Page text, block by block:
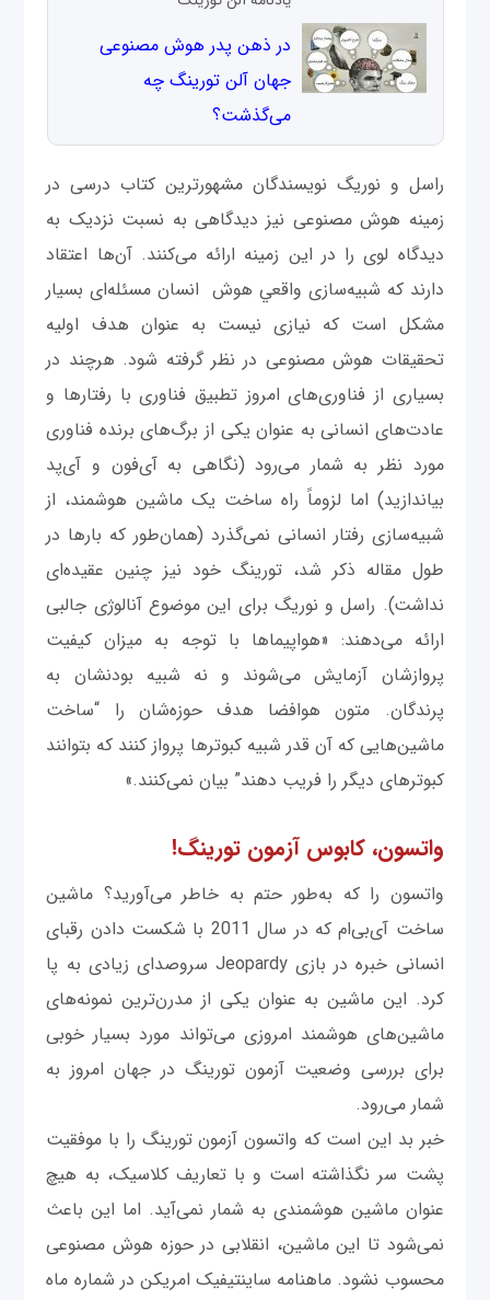
در ذهن پدر هوش مصنوعی
جهان آلن تورینگ چه
می‌گذشت؟
راسل و نوریگ نویسندگان مشهورترین کتاب درسی در
زمینه هوش مصنوعی نیز دیدگاهی به نسبت نزدیک به
دیدگاه لوی را در این زمینه ارائه می‌کنند. آن‌ها اعتقاد
دارند که شبیه‌سازی واقعي هوش انسان مسئله‌ای بسیار
مشکل است که نیازی نیست به عنوان هدف اولیه
تحقیقات هوش مصنوعی در نظر گرفته شود. هر‌چند در
بسیاری از فناوری‌های امروز تطبیق فناوری با رفتارها و
عادت‌های انسانی به عنوان یکی از برگ‌های برنده فناوری
مورد نظر به شمار می‌رود (نگاهی به آی‌فون و آی‌پد
بیاندازید) اما لزوماً راه ساخت یک ماشین هوشمند، از
شبیه‌سازی رفتار انسانی نمی‌گذرد (همان‌طور که بارها در
طول مقاله ذکر شد، تورینگ خود نیز چنین عقیده‌ای
نداشت). راسل و نوریگ برای این موضوع آنالوژی جالبی
ارائه می‌دهند‌: «هواپیماها با توجه به میزان کیفیت
پروازشان آزمایش می‌شوند و نه شبیه بودنشان به
پرندگان. متون هوافضا هدف حوزه‌شان را “ساخت
ماشین‌هایی که آن قدر شبیه کبوترها پرواز کنند که بتوانند
کبوترهای دیگر را فریب دهند” بیان نمی‌کنند.»
واتسون، کابوس آزمون تورینگ!
واتسون را که به‌طور حتم به خاطر می‌آورید؟ ماشین
ساخت آی‌بی‌ام که در سال 2011 با شکست دادن رقبای
انسانی خبره در بازی Jeopardy سر‌و‌صدای زیادی به پا
کرد. این ماشین به عنوان یکی از مدرن‌ترین نمونه‌های
ماشین‌های هوشمند امروزی می‌تواند مورد بسیار خوبی
برای بررسی وضعیت آزمون تورینگ در جهان امروز به
شمار می‌رود.
خبر بد این است که واتسون آزمون تورینگ را با موفقیت
پشت سر نگذاشته است و با تعاریف کلاسیک، به هیچ
عنوان ماشین هوشمندی به شمار نمی‌آید. اما این باعث
نمی‌شود تا این ماشین، انقلابی در حوزه هوش مصنوعی
محسوب نشود. ماهنامه ساینتیفیک امریکن در شماره ماه